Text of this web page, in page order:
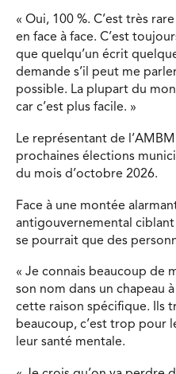
« Oui, 100 %. C’est très
en face à face. C’est
que quelqu’un écrit
demande s’il peut me
possible. La plupart du
car c’est plus facile. »
Le représentant de
prochaines élections
du mois d’octobre 2026.
Face à une montée
antigouvernemental ciblant
se pourrait que des
« Je connais beaucoup de
son nom dans un chapeau
cette raison spécifique. Ils
beaucoup, c’est trop pour
leur santé mentale.